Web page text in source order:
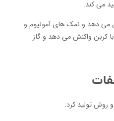
می کند.
می دهد و نمک های آمونیوم و
کربن واکنش می دهد و گاز
روش تولید کرد: